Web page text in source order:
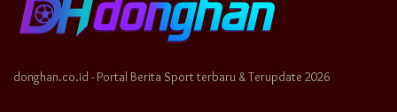
donghan.co.id - Portal Berita Sport terbaru & Terupdate 2026